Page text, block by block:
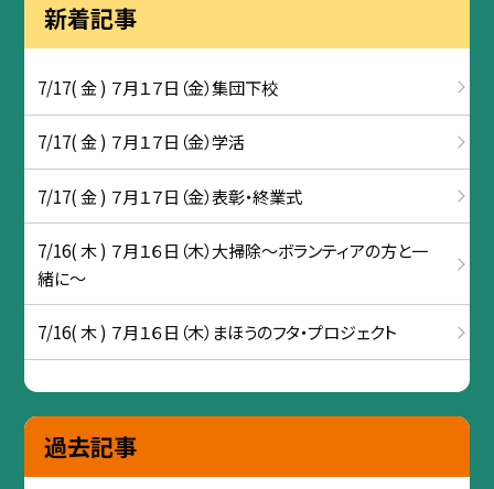
新着記事
7/17( 金 ) ７月１７日（金）集団下校
7/17( 金 ) ７月１７日（金）学活
7/17( 金 ) ７月１７日（金）表彰・終業式
7/16( 木 ) ７月１６日（木）大掃除～ボランティアの方と一
緒に～
7/16( 木 ) ７月１６日（木）まほうのフタ・プロジェクト
過去記事